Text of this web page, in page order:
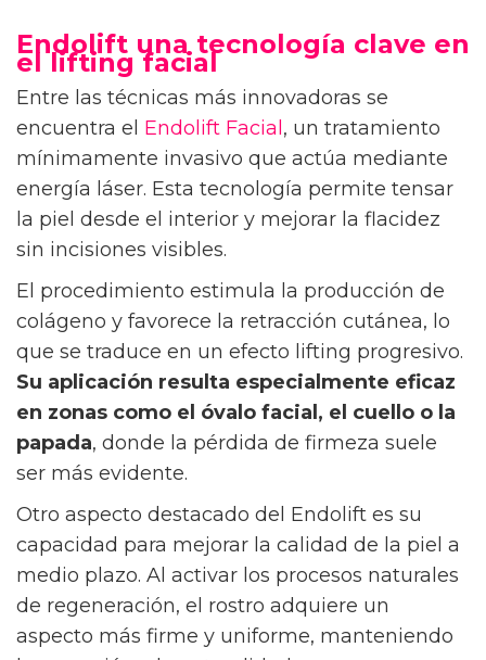
Endolift una tecnología clave en
el lifting facial
Entre las técnicas más innovadoras se
encuentra el Endolift Facial , un tratamiento
mínimamente invasivo que actúa mediante
energía láser. Esta tecnología permite tensar
la piel desde el interior y mejorar la flacidez
sin incisiones visibles.
El procedimiento estimula la producción de
colágeno y favorece la retracción cutánea, lo
que se traduce en un efecto lifting progresivo.
Su aplicación resulta especialmente eficaz
en zonas como el óvalo facial, el cuello o la
papada, donde la pérdida de firmeza suele
ser más evidente.
Otro aspecto destacado del Endolift es su
capacidad para mejorar la calidad de la piel a
medio plazo. Al activar los procesos naturales
de regeneración, el rostro adquiere un
aspecto más firme y uniforme, manteniendo